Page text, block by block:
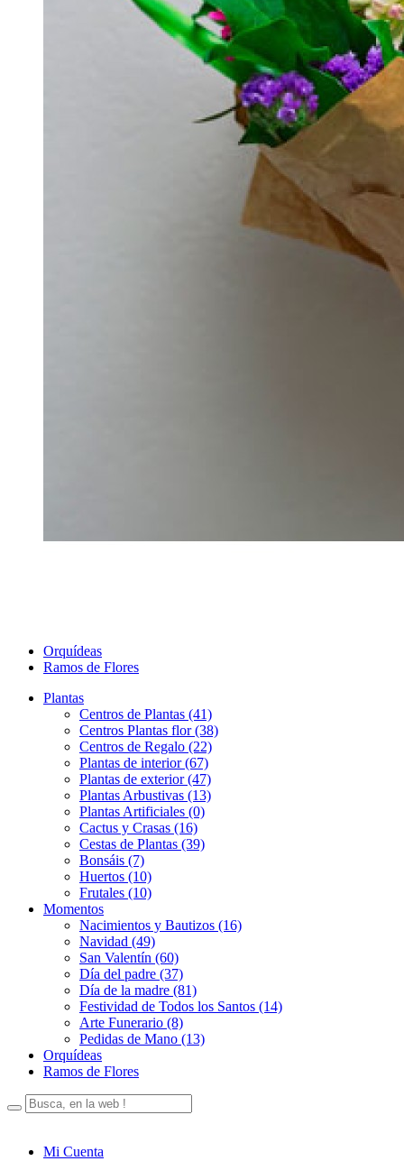
Orquídeas
Ramos de Flores
Plantas
Centros de Plantas (41)
Centros Plantas flor (38)
Centros de Regalo (22)
Plantas de interior (67)
Plantas de exterior (47)
Plantas Arbustivas (13)
Plantas Artificiales (0)
Cactus y Crasas (16)
Cestas de Plantas (39)
Bonsáis (7)
Huertos (10)
Frutales (10)
Momentos
Nacimientos y Bautizos (16)
Navidad (49)
San Valentín (60)
Día del padre (37)
Día de la madre (81)
Festividad de Todos los Santos (14)
Arte Funerario (8)
Pedidas de Mano (13)
Orquídeas
Ramos de Flores
Mi Cuenta